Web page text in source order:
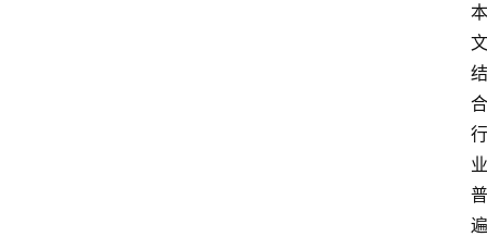
本
文
结
合
行
业
普
遍